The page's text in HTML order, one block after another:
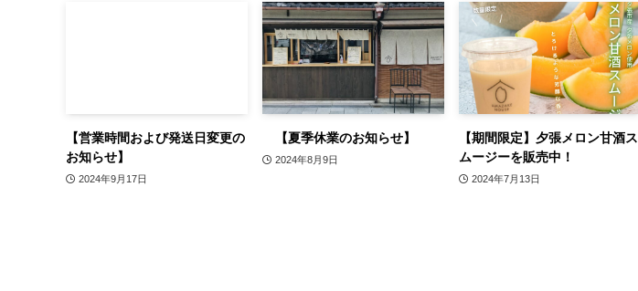
【営業時間および発送日変更の
お知らせ】
2024年9月17日
【夏季休業のお知らせ】
2024年8月9日
【期間限定】夕張メロン甘酒ス
ムージーを販売中！
2024年7月13日